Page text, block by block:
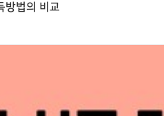
방법의 비교